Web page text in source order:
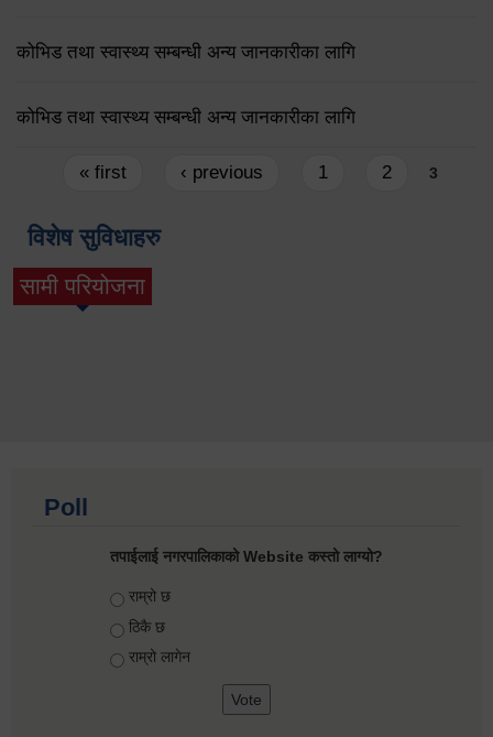
कोभिड तथा स्वास्थ्य सम्बन्धी अन्य जानकारीका लागि
कोभिड तथा स्वास्थ्य सम्बन्धी अन्य जानकारीका लागि
Pages
« first ‹ previous 1 2 3
विशेष सुविधाहरु
सामी परियोजना
(active tab)
Poll
तपाईलाई नगरपालिकाको Website कस्तो लाग्यो?
Choices
राम्रो छ
ठिकै छ
राम्रो लागेन